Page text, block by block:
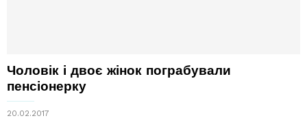
Чоловік і двоє жінок пограбували
пенсіонерку
20.02.2017